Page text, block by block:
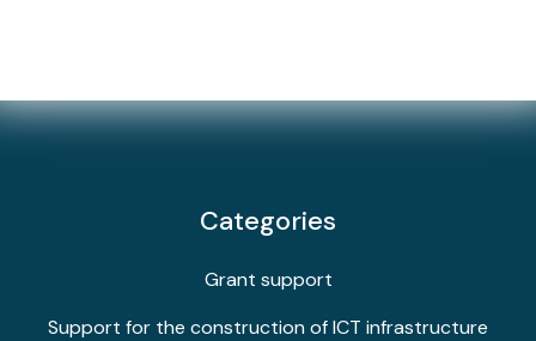
Categories
Grant support
Support for the construction of ICT infrastructure